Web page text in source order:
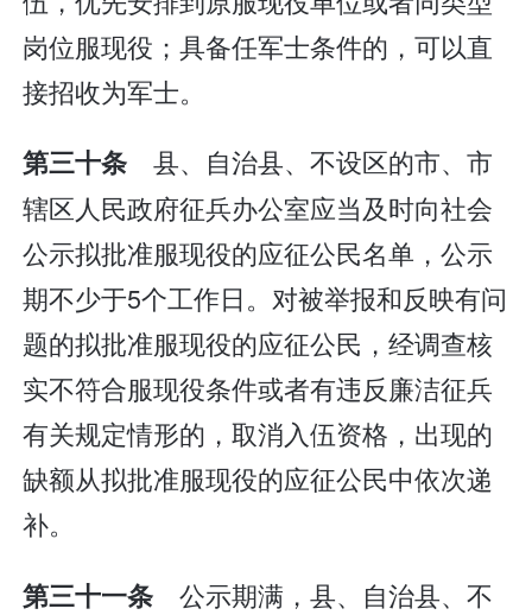
岗位服现役；具备任军士条件的，可以直
接招收为军士。
第三十条 县、自治县、不设区的市、市
辖区人民政府征兵办公室应当及时向社会
公示拟批准服现役的应征公民名单，公示
期不少于5个工作日。对被举报和反映有问
题的拟批准服现役的应征公民，经调查核
实不符合服现役条件或者有违反廉洁征兵
有关规定情形的，取消入伍资格，出现的
缺额从拟批准服现役的应征公民中依次递
补。
第三十一条 公示期满，县、自治县、不